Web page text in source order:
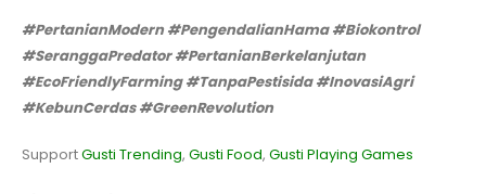
#PertanianModern #PengendalianHama #Biokontrol
#SeranggaPredator #PertanianBerkelanjutan
#EcoFriendlyFarming #TanpaPestisida #InovasiAgri
#KebunCerdas #GreenRevolution
SupportGusti Trending, Gusti Food, Gusti Playing Games